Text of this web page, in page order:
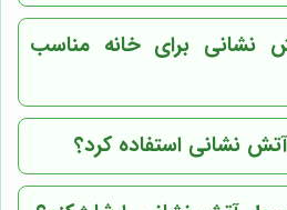
برای خانه مناسب
نشانی استفاده کرد؟